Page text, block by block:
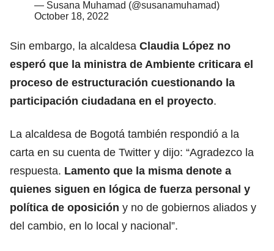
— Susana Muhamad (@susanamuhamad)
October 18, 2022
Sin embargo, la alcaldesa Claudia López no
esperó que la ministra de Ambiente criticara el
proceso de estructuración cuestionando la
participación ciudadana en el proyecto.
La alcaldesa de Bogotá también respondió a la
carta en su cuenta de Twitter y dijo: “Agradezco la
respuesta. Lamento que la misma denote a
quienes siguen en lógica de fuerza personal y
política de oposición y no de gobiernos aliados y
del cambio, en lo local y nacional”.